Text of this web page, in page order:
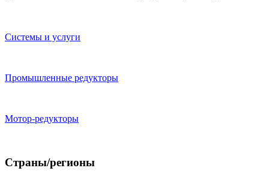
Системы и услуги
Промышленные редукторы
Мотор-редукторы
Страны/регионы